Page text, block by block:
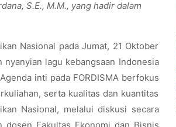
S.E., M.M., yang hadir dalam
Nasional pada Jumat, 21 Oktober
lagu kebangsaan Indonesia
inti pada FORDISMA berfokus
serta kualitas dan kuantitas
Nasional, melalui diskusi secara